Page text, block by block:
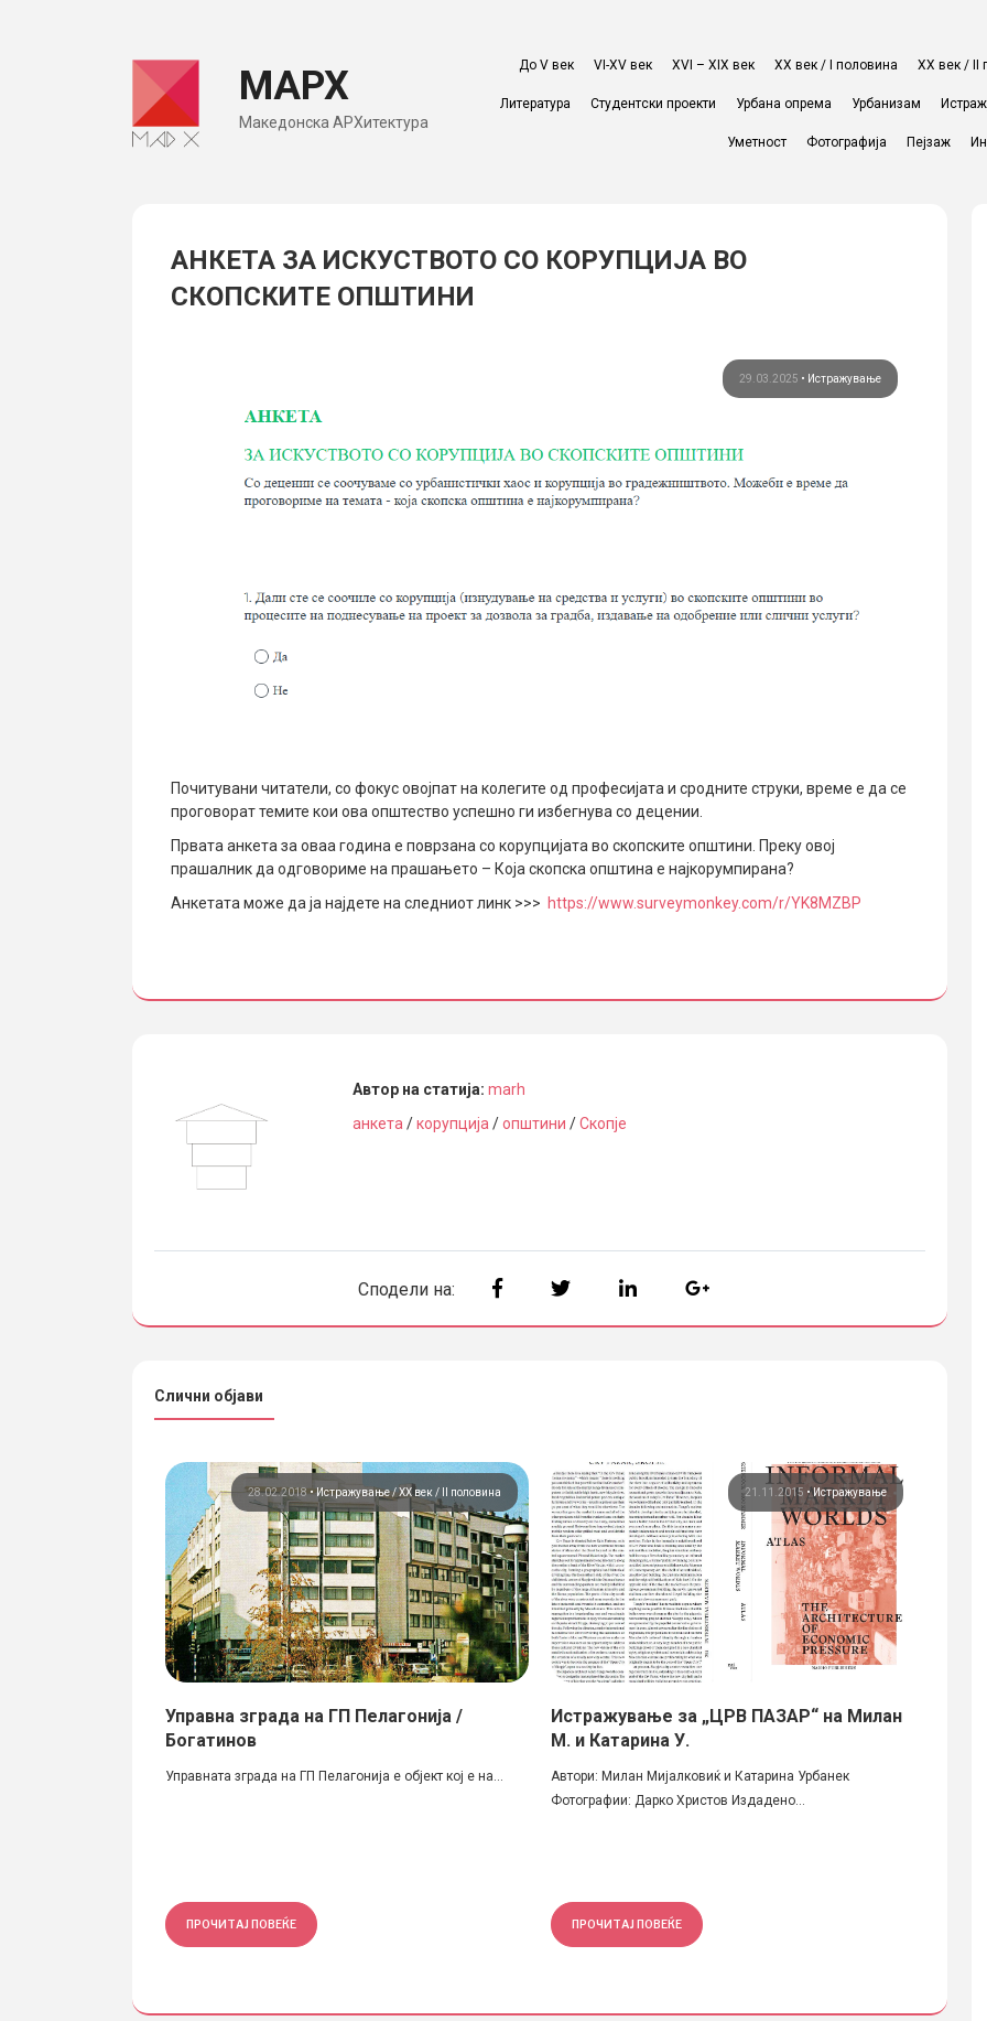
МАРХ
Македонска АРХитектура
До V век VI-XV век XVI – XIX век ХХ век / I половина ХХ век / II
Литература Студентски проекти Урбана опрема Урбанизам
Уметност Фотографија Пејзаж
АНКЕТА ЗА ИСКУСТВОТО СО КОРУПЦИЈА ВО
СКОПСКИТЕ ОПШТИНИ
29.03.2025 • Истражување
Почитувани читатели, со фокус овојпат на колегите од професијата и сродните струки, време е да се
проговорат темите кои ова општество успешно ги избегнува со децении.
Првата анкета за оваа година е поврзана со корупцијата во скопските општини. Преку овој
прашалник да одговориме на прашањето – Која скопска општина е најкорумпирана?
Анкетата може да ја најдете на следниот линк >>> https://www.surveymonkey.com/r/YK8MZBP
Автор на статија: marh
анкета /корупција /општини /Скопје
Сподели на:
Слични објави
28.02.2018•Истражување ХХ век / II половина
Управна зграда на ГП Пелагонија /
Богатинов
Управната зграда на ГП Пелагонија е објект кој е на...
ПРОЧИТАЈ ПОВЕЌЕ
21.11.2015 •Истражување
Истражување за „ЦРВ ПАЗАР“ на Милан
М. и Катарина У.
Автори: Милан Мијалковиќ и Катарина Урбанек
Фотографии: Дарко Христов Издадено...
ПРОЧИТАЈ ПОВЕЌЕ
пост-